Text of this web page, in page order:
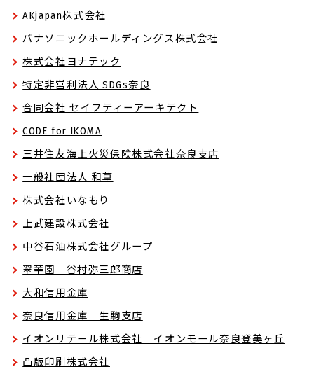
AKjapan株式会社
パナソニックホールディングス株式会社
株式会社ヨナテック
特定非営利法人 SDGs奈良
合同会社 セイフティーアーキテクト
CODE for IKOMA
三井住友海上火災保険株式会社奈良支店
一般社団法人 和草
株式会社いなもり
上武建設株式会社
中谷石油株式会社グループ
翠華園 谷村弥三郎商店
大和信用金庫
奈良信用金庫 生駒支店
イオンリテール株式会社 イオンモール奈良登美ヶ丘
凸版印刷株式会社